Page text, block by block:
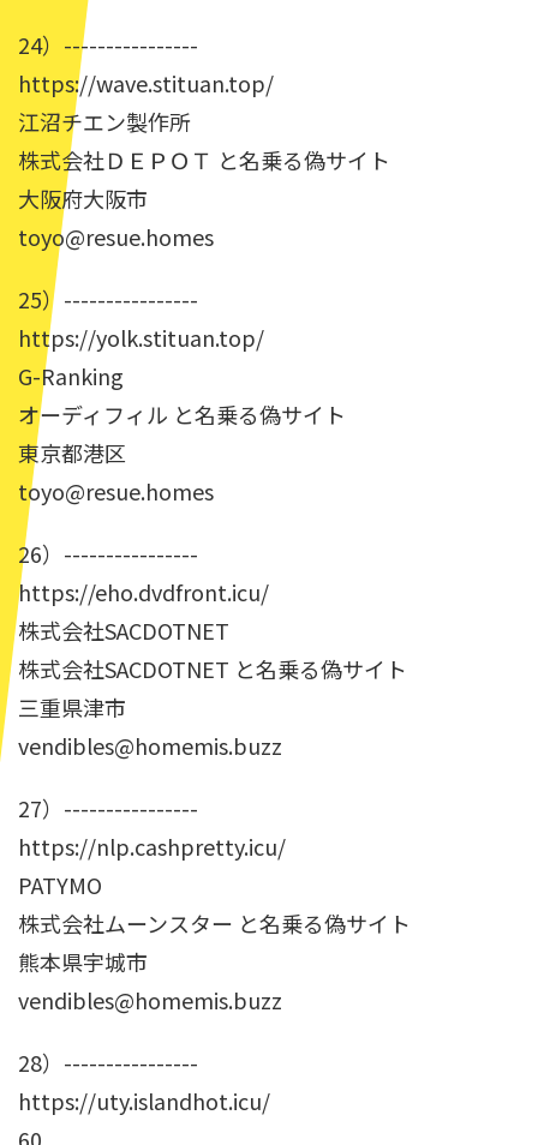
24）----------------
https://wave.stituan.top/
江沼チエン製作所
株式会社ＤＥＰＯＴ と名乗る偽サイト
大阪府大阪市
toyo@resue.homes
25）----------------
https://yolk.stituan.top/
G-Ranking
オーディフィル と名乗る偽サイト
東京都港区
toyo@resue.homes
26）----------------
https://eho.dvdfront.icu/
株式会社SACDOTNET
株式会社SACDOTNET と名乗る偽サイト
三重県津市
vendibles@homemis.buzz
27）----------------
https://nlp.cashpretty.icu/
PATYMO
株式会社ムーンスター と名乗る偽サイト
熊本県宇城市
vendibles@homemis.buzz
28）----------------
https://uty.islandhot.icu/